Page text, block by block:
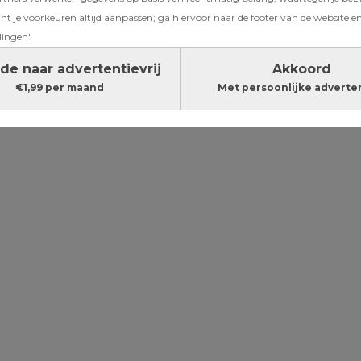
je voorkeuren altijd aanpassen; ga hiervoor naar de footer van de website
naar advertentievrij
€1,99 per maand
Akkoord
Met persoonlijke
voor
veilig op